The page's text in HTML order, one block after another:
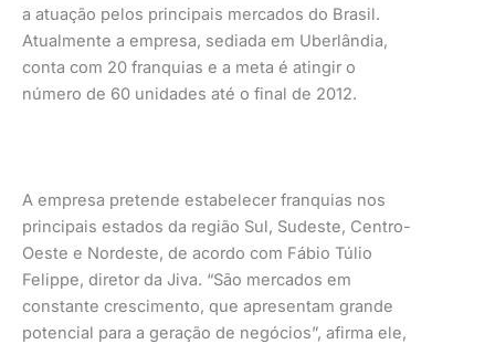
a atuação pelos principais mercados do Brasil.
Atualmente a empresa, sediada em Uberlândia,
conta com 20 franquias e a meta é atingir o
número de 60 unidades até o final de 2012.
A empresa pretende estabelecer franquias nos
principais estados da região Sul, Sudeste, Centro-
Oeste e Nordeste, de acordo com Fábio Túlio
Felippe, diretor da Jiva. “São mercados em
constante crescimento, que apresentam grande
potencial para a geração de negócios”, afirma ele,